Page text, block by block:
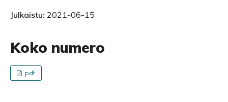
Julkaistu: 2021-06-15
Koko numero
pdf